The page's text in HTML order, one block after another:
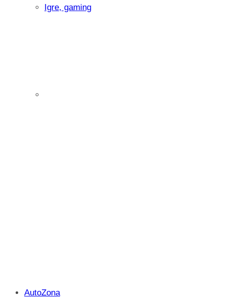
Igre, gaming
AutoZona